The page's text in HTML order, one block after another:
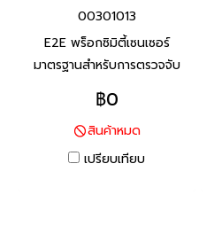
00301013
E2E พร็อกซิมิตี้เซนเซอร์
มาตรฐานสำหรับการตรวจจับ
โลหะประเภทเหล็ก ทนต่อสภาพ
แวดล้อมด้วยสายมาตราฐานที่ทำ
จาก PVC ทนน้ำมัน และพื้นผิว
ตรวจจับที่ทำจากวัสดุที่ทนต่อ
฿0
สินค้าหมด
เปรียบเทียบ